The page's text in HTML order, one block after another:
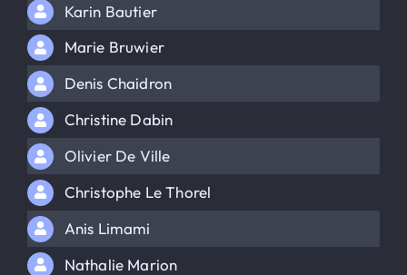
Karin Bautier
Marie Bruwier
Denis Chaidron
Christine Dabin
Olivier De Ville
Christophe Le Thorel
Anis Limami
Nathalie Marion